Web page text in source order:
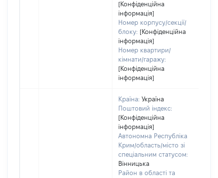
[Конфіденційна
інформація]
Номер корпусу/секції/
блоку: [Конфіденційна
інформація]
Номер квартири/
кімнати/гаражу:
[Конфіденційна
інформація]
Країна: Україна
Поштовий індекс:
[Конфіденційна
інформація]
Автономна Республіка
Крим/область/місто зі
спеціальним статусом:
Вінницька
Район в області та